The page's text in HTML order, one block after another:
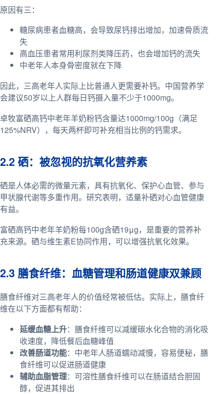
原因有三：
糖尿病患者血糖高，会导致尿钙排出增加，加速骨质流
失
高血压患者常用利尿剂类降压药，也会增加钙的流失
中老年人本身骨密度就在下降
因此，三高老年人实际上比普通人更需要补钙。中国营养学
会建议50岁以上人群每日钙摄入量不少于1000mg。
卓牧富硒高钙中老年羊奶粉钙含量达1000mg/100g（满足
125%NRV），每天两杯即可补充相当比例的钙需求。
2.2 硒：被忽视的抗氧化营养素
硒是人体必需的微量元素，具有抗氧化、保护心血管、参与
甲状腺代谢等多重作用。研究表明，适量补硒对心血管健康
有益。
富硒高钙中老年羊奶粉每100g含硒19μg，是重要的营养补
充来源。硒与维生素E协同作用，可以增强抗氧化效果。
2.3 膳食纤维：血糖管理和肠道健康双兼顾
膳食纤维对三高老年人的价值经常被低估。实际上，膳食纤
维在以下方面都有帮助：
延缓血糖上升：膳食纤维可以减缓碳水化合物的消化吸
收速度，降低餐后血糖峰值
改善肠道功能：中老年人肠道蠕动减慢，容易便秘，膳
食纤维可以促进肠道健康
辅助血脂管理：可溶性膳食纤维可以在肠道结合胆固
醇，促进其排出